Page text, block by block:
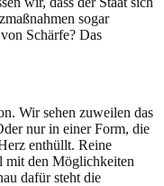
sogar
Schärfe? Das
Wir sehen zuweilen das
nur in einer Form, die
enthüllt. Reine
mit den Möglichkeiten
dafür steht die